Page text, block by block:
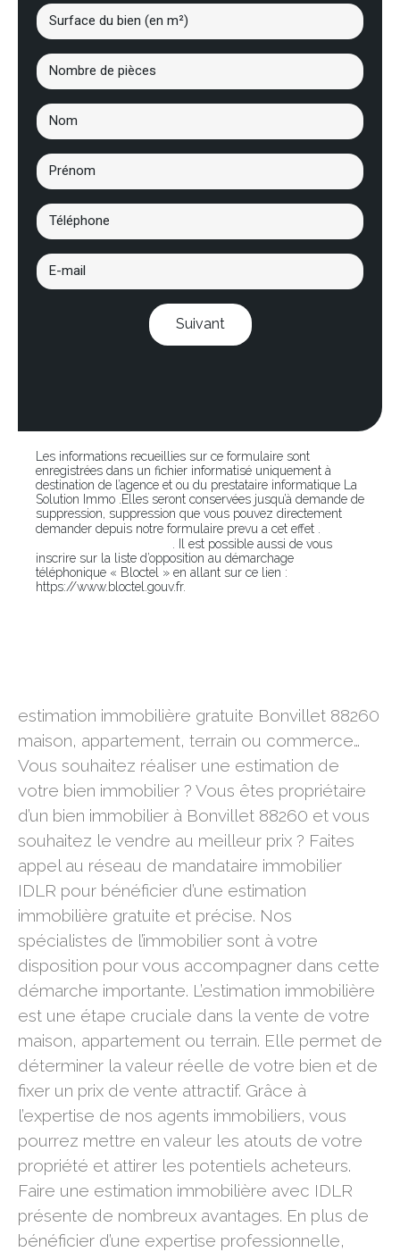
Suivant
Les informations recueillies sur ce formulaire sont
enregistrées dans un fichier informatisé uniquement à
destination de l’agence et ou du prestataire informatique La
Solution Immo .Elles seront conservées jusqu’à demande de
suppression, suppression que vous pouvez directement
demander depuis notre formulaire prevu a cet effet .
. Il est possible aussi de vous
inscrire sur la liste d’opposition au démarchage
téléphonique « Bloctel » en allant sur ce lien :
https://www.bloctel.gouv.fr.
estimation immobilière gratuite Bonvillet 88260
maison, appartement, terrain ou commerce…
Vous souhaitez réaliser une estimation de
votre bien immobilier ? Vous êtes propriétaire
d’un bien immobilier à Bonvillet 88260 et vous
souhaitez le vendre au meilleur prix ? Faites
appel au réseau de mandataire immobilier
IDLR pour bénéficier d’une estimation
immobilière gratuite et précise. Nos
spécialistes de l’immobilier sont à votre
disposition pour vous accompagner dans cette
démarche importante. L’estimation immobilière
est une étape cruciale dans la vente de votre
maison, appartement ou terrain. Elle permet de
déterminer la valeur réelle de votre bien et de
fixer un prix de vente attractif. Grâce à
l’expertise de nos agents immobiliers, vous
pourrez mettre en valeur les atouts de votre
propriété et attirer les potentiels acheteurs.
Faire une estimation immobilière avec IDLR
présente de nombreux avantages. En plus de
bénéficier d’une expertise professionnelle,